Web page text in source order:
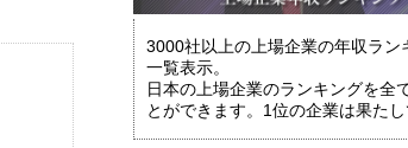
3000社以上の上場企業の年収ラン
一覧表示。
日本の上場企業のランキングを全
とができます。1位の企業は果たし